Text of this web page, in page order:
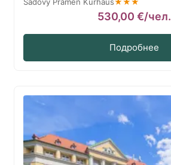
530,00 €/чел.
Подробнее